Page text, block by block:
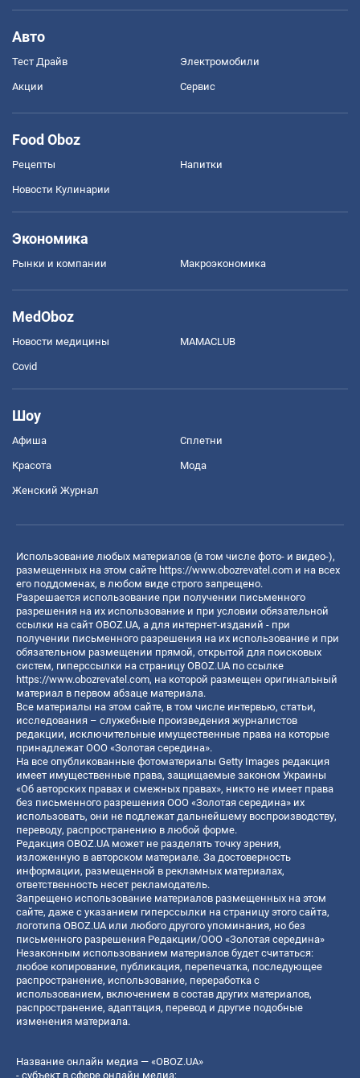
Авто
Тест Драйв Электромобили
Акции Сервис
Food Oboz
Рецепты Напитки
Новости Кулинарии
Экономика
Рынки и компании Mакроэкономика
MedOboz
Новости медицины MAMACLUB
Covid
Шоу
Афиша Сплетни
Красота Мода
Женский Журнал
Использование любых материалов (в том числе фото- и видео-),
размещенных на этом сайте https://www.obozrevatel.com и на всех
его поддоменах, в любом виде строго запрещено.
Разрешается использование при получении письменного
разрешения на их использование и при условии обязательной
ссылки на сайт OBOZ.UA, а для интернет-изданий - при
получении письменного разрешения на их использование и при
обязательном размещении прямой, открытой для поисковых
систем, гиперссылки на страницу OBOZ.UA по ссылке
https://www.obozrevatel.com, на которой размещен оригинальный
материал в первом абзаце материала.
Все материалы на этом сайте, в том числе интервью, статьи,
исследования – служебные произведения журналистов
редакции, исключительные имущественные права на которые
принадлежат ООО «Золотая середина».
На все опубликованные фотоматериалы Getty Images редакция
имеет имущественные права, защищаемые законом Украины
«Об авторских правах и смежных правах», никто не имеет права
без письменного разрешения ООО «Золотая середина» их
использовать, они не подлежат дальнейшему воспроизводству,
переводу, распространению в любой форме.
Редакция OBOZ.UA может не разделять точку зрения,
изложенную в авторском материале. За достоверность
информации, размещенной в рекламных материалах,
ответственность несет рекламодатель.
Запрещено использование материалов размещенных на этом
сайте, даже с указанием гиперссылки на страницу этого сайта,
логотипа OBOZ.UA или любого другого упоминания, но без
письменного разрешения Редакции/ООО «Золотая середина»
Незаконным использованием материалов будет считаться:
любое копирование, публикация, перепечатка, последующее
распространение, использование, переработка с
использованием, включением в состав других материалов,
распространение, адаптация, перевод и другие подобные
изменения материала.
Название онлайн медиа — «OBOZ.UA»
- субъект в сфере онлайн медиа;